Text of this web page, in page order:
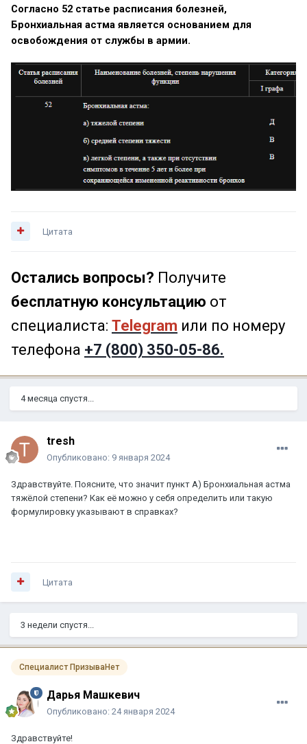
Согласно 52 статье расписания болезней,
Бронхиальная астма является основанием для
освобождения от службы в армии.
Цитата
Остались вопросы? Получите
бесплатную консультацию от
специалиста: Telegram или по номеру
телефона +7 (800) 350-05-86.
4 месяца спустя...
tresh
Опубликовано: 9 января 2024
Здравствуйте. Поясните, что значит пункт А) Бронхиальная астма
тяжёлой степени? Как её можно у себя определить или такую
формулировку указывают в справках?
Цитата
3 недели спустя...
Специалист ПризываНет
Дарья Машкевич
Опубликовано: 24 января 2024
Здравствуйте!